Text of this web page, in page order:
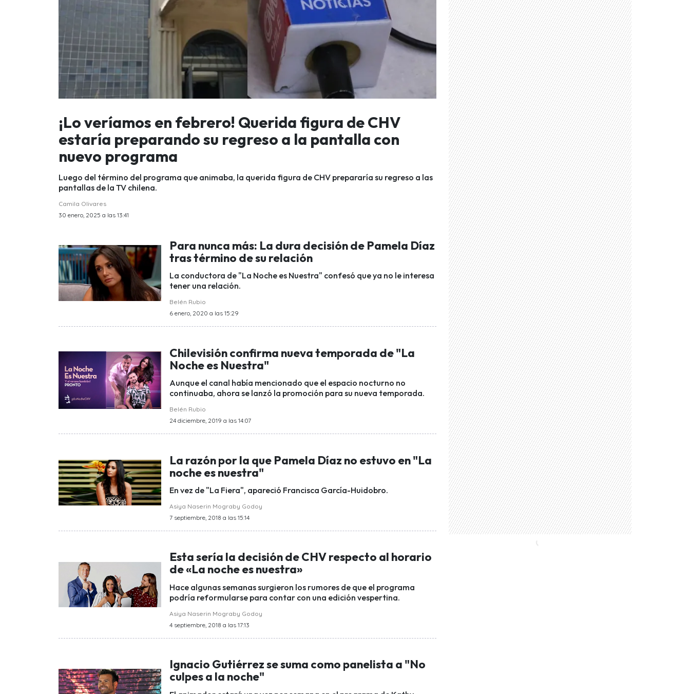
¡Lo veríamos en febrero! Querida figura de CHV
estaría preparando su regreso a la pantalla con
nuevo programa
Luego del término del programa que animaba, la querida figura de CHV prepararía su regreso a las
pantallas de la TV chilena.
Camila Olivares
30 enero, 2025 a las 13:41
Para nunca más: La dura decisión de Pamela Díaz
tras término de su relación
La conductora de "La Noche es Nuestra" confesó que ya no le interesa
tener una relación.
Belén Rubio
6 enero, 2020 a las 15:29
Chilevisión confirma nueva temporada de "La
Noche es Nuestra"
Aunque el canal había mencionado que el espacio nocturno no
continuaba, ahora se lanzó la promoción para su nueva temporada.
Belén Rubio
24 diciembre, 2019 a las 14:07
La razón por la que Pamela Díaz no estuvo en "La
noche es nuestra"
En vez de "La Fiera", apareció Francisca García-Huidobro.
Asiya Naserin Mograby Godoy
7 septiembre, 2018 a las 15:14
Esta sería la decisión de CHV respecto al horario
de «La noche es nuestra»
Hace algunas semanas surgieron los rumores de que el programa
podría reformularse para contar con una edición vespertina.
Asiya Naserin Mograby Godoy
4 septiembre, 2018 a las 17:13
Ignacio Gutiérrez se suma como panelista a "No
culpes a la noche"